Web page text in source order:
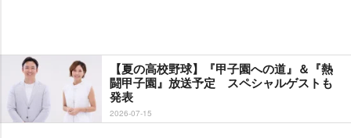
【夏の高校野球】『甲子園への道』＆『熱
闘甲子園』放送予定 スペシャルゲストも
発表
2026-07-15